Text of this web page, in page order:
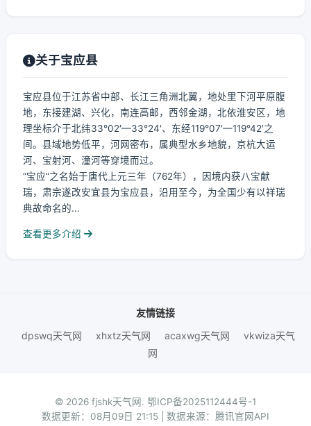
关于宝应县
宝应县位于江苏省中部、长江三角洲北翼，地处里下河平原腹
地，东接建湖、兴化，南连高邮，西邻金湖，北依淮安区，地
理坐标介于北纬33°02′—33°24′、东经119°07′—119°42′之
间。县域地势低平，河网密布，属典型水乡地貌，京杭大运
河、宝射河、潼河等穿境而过。
“宝应”之名始于唐代上元三年（762年），因境内获八宝献
瑞，肃宗遂改安宜县为宝应县，沿用至今，为全国少有以祥瑞
典故命名的...
查看更多介绍
友情链接
dpswq天气网
xhxtz天气网 acaxwg天气网
vkwiza天气
网
© 2026 fjshk天气网. 鄂ICP备2025112444号-1
数据更新：08月09日 21:15 | 数据来源：腾讯官网API